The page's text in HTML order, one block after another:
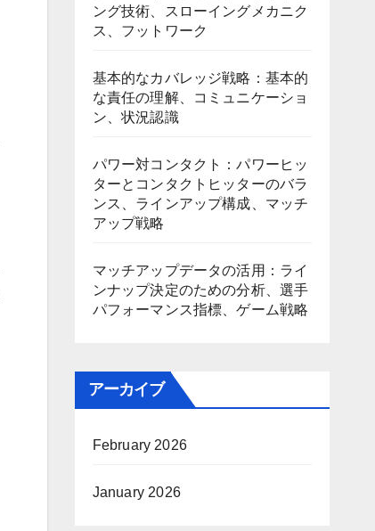
ング技術、スローイングメカニク
ス、フットワーク
基本的なカバレッジ戦略：基本的
な責任の理解、コミュニケーショ
ン、状況認識
パワー対コンタクト：パワーヒッ
ターとコンタクトヒッターのバラ
ンス、ラインアップ構成、マッチ
アップ戦略
マッチアップデータの活用：ライ
ンナップ決定のための分析、選手
パフォーマンス指標、ゲーム戦略
アーカイブ
February 2026
January 2026